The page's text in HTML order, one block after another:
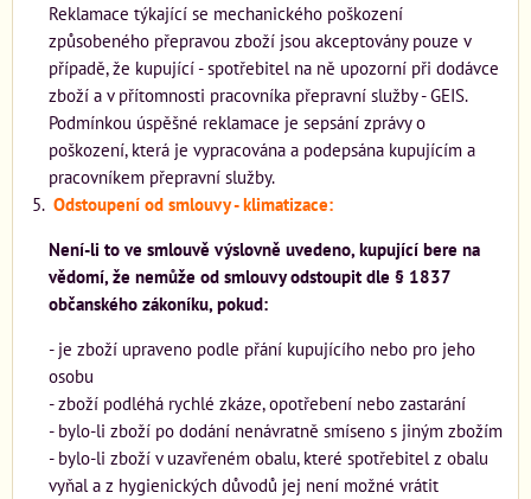
Reklamace týkající se mechanického poškození
způsobeného přepravou zboží jsou akceptovány pouze v
případě, že kupující - spotřebitel na ně upozorní při dodávce
zboží a v přítomnosti pracovníka přepravní služby - GEIS.
Podmínkou úspěšné reklamace je sepsání zprávy o
poškození, která je vypracována a podepsána kupujícím a
pracovníkem přepravní služby.
Odstoupení od smlouvy - klimatizace:
Není-li to ve smlouvě výslovně uvedeno, kupující bere na
vědomí, že nemůže od smlouvy odstoupit dle § 1837
občanského zákoníku, pokud:
- je zboží upraveno podle přání kupujícího nebo pro jeho
osobu
- zboží podléhá rychlé zkáze, opotřebení nebo zastarání
- bylo-li zboží po dodání nenávratně smíseno s jiným zbožím
- bylo-li zboží v uzavřeném obalu, které spotřebitel z obalu
vyňal a z hygienických důvodů jej není možné vrátit